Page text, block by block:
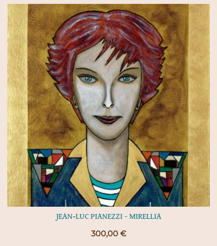
JEAN-LUC PIANEZZI – MIRELLIA
300,00 €